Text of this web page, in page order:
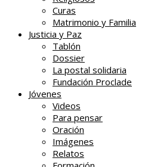
Curas
Matrimonio y Familia
Justicia y Paz
Tablón
Dossier
La postal solidaria
Fundación Proclade
Jóvenes
Videos
Para pensar
Oración
Imágenes
Relatos